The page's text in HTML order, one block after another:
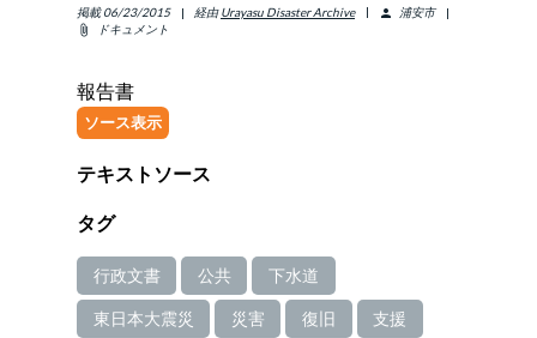
アバウト
ENGLISH
掲載 06/23/2015 経由 Urayasu Disaster Archive person
浦安市
attach_file
ドキュメント
報告書
ソース表示
テキストソース
タグ
行政文書 公共 下水道
東日本大震災 災害 復旧 支援